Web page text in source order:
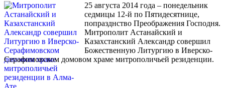
25 августа 2014 года – понедельник
седмицы 12-й по Пятидесятнице,
попразднство Преображения Господня.
Митрополит Астанайский и
Казахстанский Александр совершил
Божественную Литургию в Иверско-
Серафимовском домовом храме митрополичьей резиденции.